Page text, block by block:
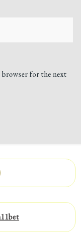
browser for the next